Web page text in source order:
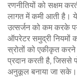
रणनीतियों को सक्षम
लागत में कमी आती है।
उत्सर्जन को कम करके
ऑपरेटर समुद्री नियमों
स्रोतों को एकीकृत करने
प्रदान करती है, जिससे
अनुकूल बनाया जा सके।